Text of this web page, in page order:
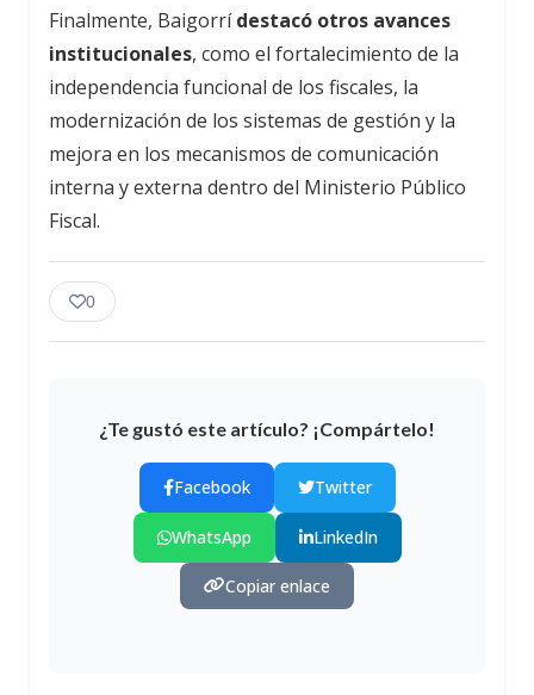
Finalmente, Baigorrídestacó otros avances
institucionales, como el fortalecimiento de la
independencia funcional de los fiscales, la
modernización de los sistemas de gestión y la
mejora en los mecanismos de comunicación
interna y externa dentro del Ministerio Público
Fiscal.
0
¿Te gustó este artículo? ¡Compártelo!
Facebook Twitter
WhatsApp LinkedIn
Copiar enlace